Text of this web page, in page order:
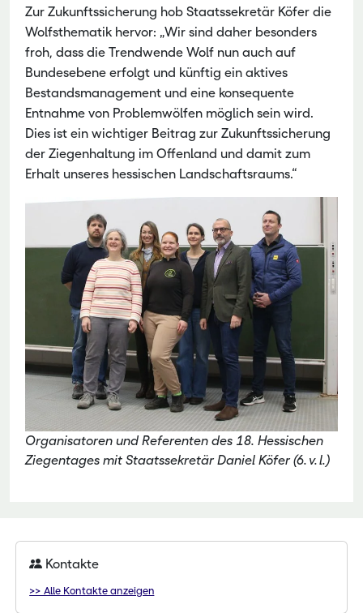
Zur Zukunftssicherung hob Staatssekretär Köfer die
Wolfsthematik hervor: „Wir sind daher besonders
froh, dass die Trendwende Wolf nun auch auf
Bundesebene erfolgt und künftig ein aktives
Bestandsmanagement und eine konsequente
Entnahme von Problemwölfen möglich sein wird.
Dies ist ein wichtiger Beitrag zur Zukunftssicherung
der Ziegenhaltung im Offenland und damit zum
Erhalt unseres hessischen Landschaftsraums.“
Organisatoren und Referenten des 18. Hessischen
Ziegentages mit Staatssekretär Daniel Köfer (6. v. l.)
Kontakte
>> Alle Kontakte anzeigen